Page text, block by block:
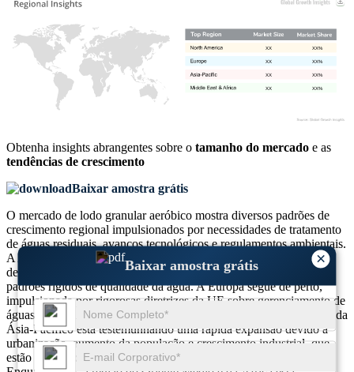
×
Baixar amostra grátis
XX%
XX
XX%
XX
XX%
XX
XX%
XX
Obtenha insights abrangentes sobre o tamanho do mercado e as
tendências de crescimento
Baixar amostra grátis
O mercado de lodo granular aeróbico mostra diversos padrões de
crescimento regional impulsionados por necessidades de tratamento
de águas residuais, avanços tecnológicos e regulamentos ambientais.
A América do Norte continua sendo uma das principais regiões
devido à adoção precoce de sistemas avançados de tratamento e
padrões rígidos de qualidade da água. A Europa segue de perto,
impulsionada por rigorosas diretrizes da UE sobre gerenciamento de
águas residuais e a necessidade de soluções sustentáveis. A região da
Ásia-Pacífico está testemunhando uma rápida expansão devido à
urbanização, aumento da população e crescimento industrial, que
estão intensificando a demanda por tratamento de água eficiente.